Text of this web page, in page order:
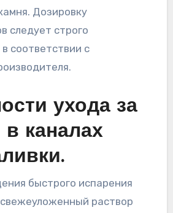
Дозировку
следует строго
соответствии с
ухода за
каналах
быстрого испарения
раствор